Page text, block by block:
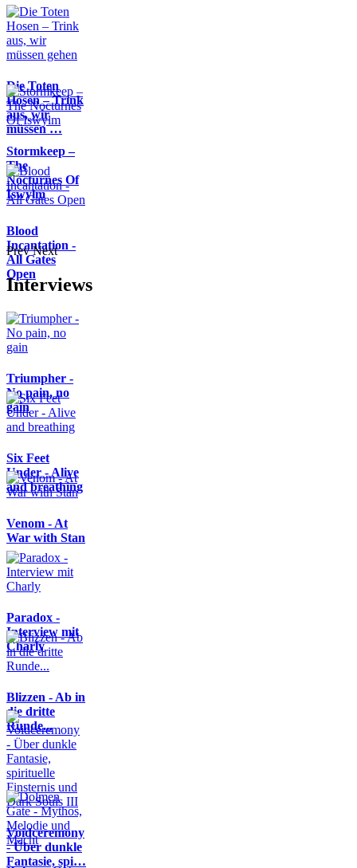
Die Toten
Hosen – Trink
aus, wir
müssen …
Stormkeep –
The
Nocturnes Of
Iswylm
Blood
Incantation -
All Gates
Open
Prev Next
Interviews
Triumpher -
No pain, no
gain
Six Feet
Under - Alive
and breathing
Venom - At
War with Stan
Paradox -
Interview mit
Charly
Blizzen - Ab in
die dritte
Runde...
Voidceremony
- Über dunkle
Fantasie, spi…